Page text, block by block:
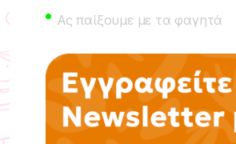
Ας παίξουμε με τα φαγητά